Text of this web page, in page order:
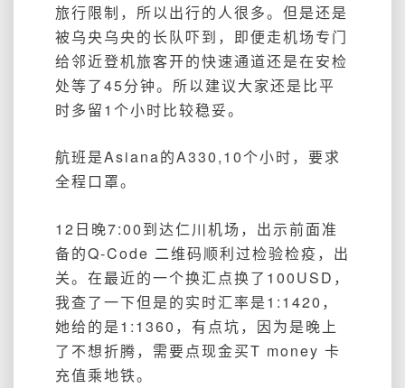
旅行限制，所以出行的人很多。但是还是
被乌央乌央的长队吓到，即便走机场专门
给邻近登机旅客开的快速通道还是在安检
处等了45分钟。所以建议大家还是比平
时多留1个小时比较稳妥。
航班是Asiana的A330,10个小时，要求
全程口罩。
12日晚7:00到达仁川机场，出示前面准
备的Q-Code 二维码顺利过检验检疫，出
关。在最近的一个换汇点换了100USD，
我查了一下但是的实时汇率是1:1420，
她给的是1:1360，有点坑，因为是晚上
了不想折腾，需要点现金买T money 卡
充值乘地铁。